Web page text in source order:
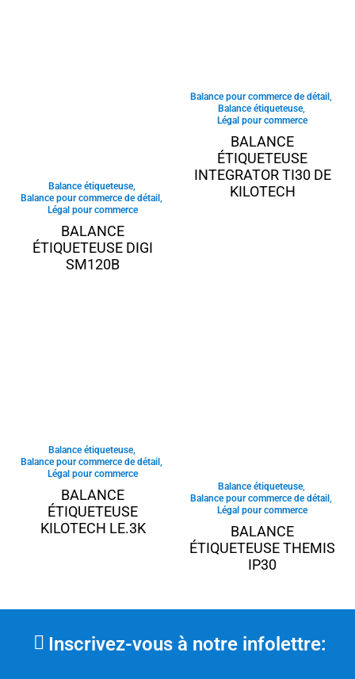
Balance étiqueteuse,
Balance pour commerce de détail ,
Légal pour commerce
BALANCE
ÉTIQUETEUSE DIGI
SM120B
Balance pour commerce de détail ,
Balance étiqueteuse,
Légal pour commerce
BALANCE
ÉTIQUETEUSE
INTEGRATOR TI30 DE
KILOTECH
Balance étiqueteuse,
Balance pour commerce de détail ,
Légal pour commerce
BALANCE
ÉTIQUETEUSE
KILOTECH LE.3K
Balance étiqueteuse,
Balance pour commerce de détail
Légal pour commerce
BALANCE
ÉTIQUETEUSE THEMIS
IP30
Inscrivez-vous à notre infolettre: